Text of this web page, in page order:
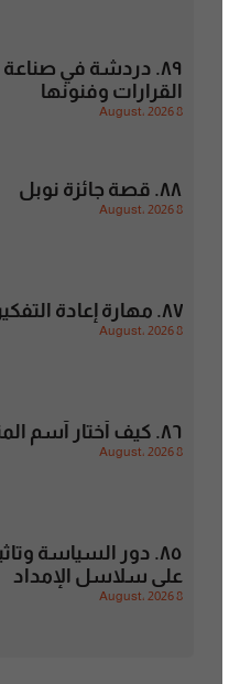
٨٩. دردشة في صناعة
القرارات وفنونها
8 August، 2026
٨٨. قصة جائزة نوبل
8 August، 2026
٨٧. مهارة إعادة التفكير
8 August، 2026
٨٦. كيف أختار آسم المنتج؟
8 August، 2026
٨٥. دور السياسة
على سلاسل الإمداد
8 August، 2026